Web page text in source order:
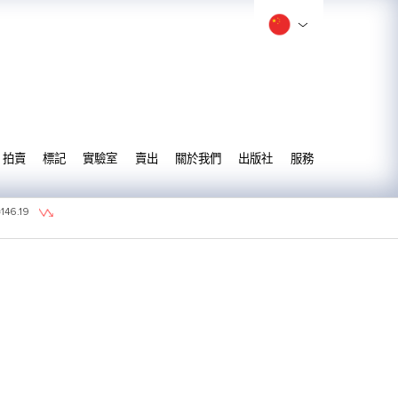
拍賣 標記 實驗室 賣出 關於我們 出版社 服務
146.19